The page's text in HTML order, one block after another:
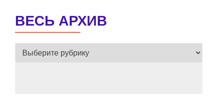
ВЕСЬ АРХИВ
ВЕСЬ